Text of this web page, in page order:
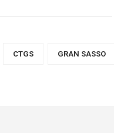
CTGS GRAN SASSO